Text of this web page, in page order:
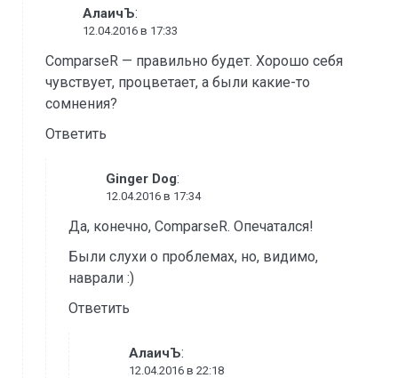
АлаичЪ:
12.04.2016 в 17:33
ComparseR — правильно будет. Хорошо себя
чувствует, процветает, а были какие-то
сомнения?
Ответить
Ginger Dog:
12.04.2016 в 17:34
Да, конечно, ComparseR. Опечатался!
Были слухи о проблемах, но, видимо,
наврали :)
Ответить
АлаичЪ:
12.04.2016 в 22:18